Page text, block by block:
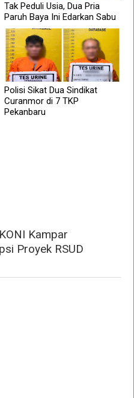
Tak Peduli Usia, Dua Pria
Paruh Baya Ini Edarkan Sabu
Polisi Sikat Dua Sindikat
Curanmor di 7 TKP
Pekanbaru
Kampar
Proyek RSUD